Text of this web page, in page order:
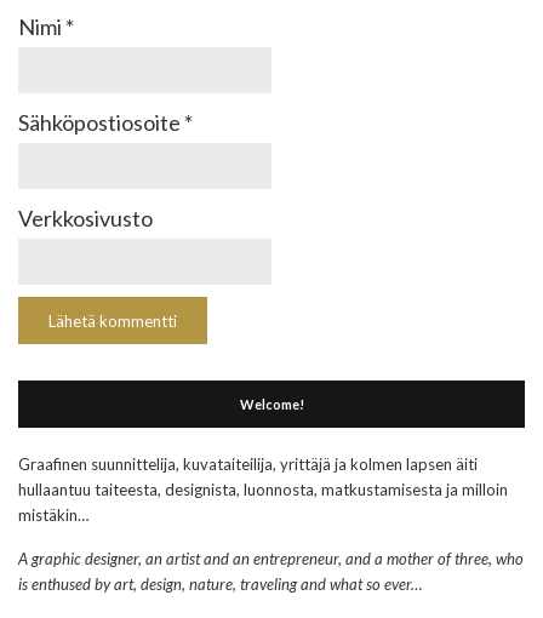
Nimi *
Sähköpostiosoite *
Verkkosivusto
Welcome!
Graafinen suunnittelija, kuvataiteilija, yrittäjä ja kolmen lapsen äiti
hullaantuu taiteesta, designista, luonnosta, matkustamisesta ja milloin
mistäkin…
A graphic designer, an artist and an entrepreneur, and a mother of three, who
is enthused by art, design, nature, traveling and what so ever…